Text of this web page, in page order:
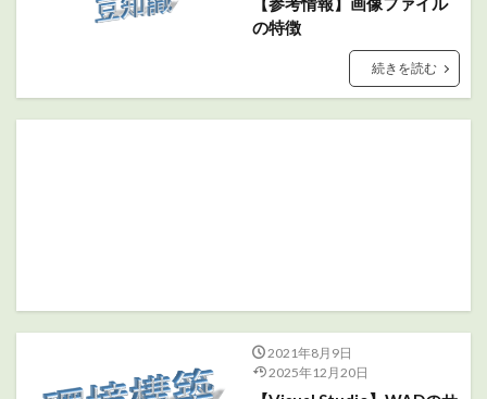
の特徴
続きを読む
2021年8月9日
2025年12月20日